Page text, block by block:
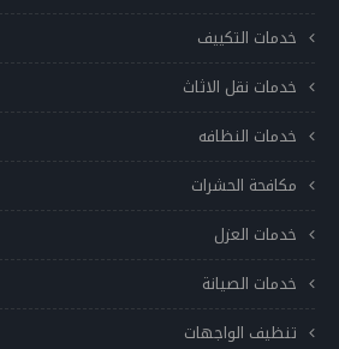
خدمات التكييف
خدمات نقل الاثاث
خدمات النظافه
مكافحة الحشرات
خدمات العزل
خدمات الصيانة
تنظيف الواجهات